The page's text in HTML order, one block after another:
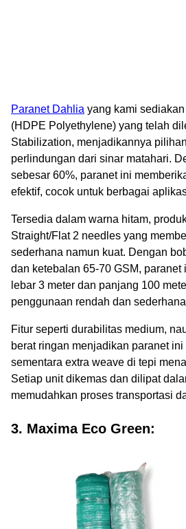
Paranet Dahlia yang kami
(HDPE Polyethylene) yang telah
Stabilization, menjadikannya
perlindungan dari sinar matahari.
sebesar 60%, paranet ini
efektif, cocok untuk berbagai
Tersedia dalam warna hitam,
Straight/Flat 2 needles yang
sederhana namun kuat. Dengan
dan ketebalan 65-70 GSM,
lebar 3 meter dan panjang 100
penggunaan rendah dan
Fitur seperti durabilitas medium,
berat ringan menjadikan paranet
sementara extra weave di tepi
Setiap unit dikemas dan dilipat
memudahkan proses transportasi
3. Maxima Eco Green: